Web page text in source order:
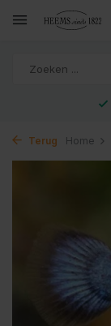
Terug Home